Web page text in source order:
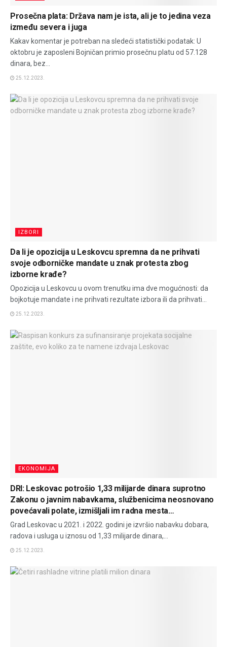
Prosečna plata: Država nam je ista, ali je to jedina veza
između severa i juga
Kakav komentar je potreban na sledeći statistički podatak: U
oktobru je zaposleni Bojničan primio prosečnu platu od 57.128
dinara, bez...
25.12.2023.
IZBORI
Da li je opozicija u Leskovcu spremna da ne prihvati
svoje odborničke mandate u znak protesta zbog
izborne krađe?
Opozicija u Leskovcu u ovom trenutku ima dve mogućnosti: da
bojkotuje mandate i ne prihvati rezultate izbora ili da prihvati...
25.12.2023.
EKONOMIJA
DRI: Leskovac potrošio 1,33 milijarde dinara suprotno
Zakonu o javnim nabavkama, službenicima neosnovano
povećavali polate, izmišljali im radna mesta…
Grad Leskovac u 2021. i 2022. godini je izvršio nabavku dobara,
radova i usluga u iznosu od 1,33 milijarde dinara,...
25.12.2023.